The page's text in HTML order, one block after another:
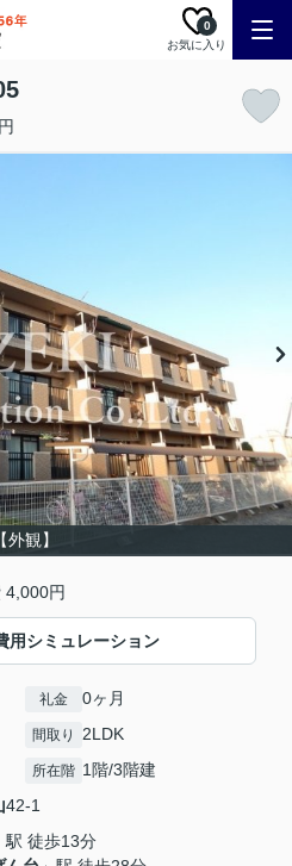
お気に入り
0
【外観】
円
用シミュレーション
礼金 0ヶ月
間取り 2LDK
所在階 1階/3階建
42-1
駅 徒歩13分